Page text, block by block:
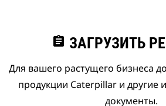
assignment ЗАГРУЗИТЬ
Для вашего растущего бизнеса
продукции Caterpillar и
документы.